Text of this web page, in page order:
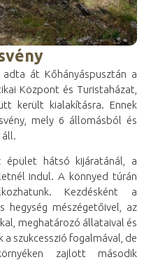
át Kőhányáspusztán a
Központ és Turistaházat,
került kialakításra. Ennek
mely 6 állomásból és
áll.
épület hátsó kijáratánál, a
indul. A könnyed túrán
Kezdésként a
hegység mészégetőivel, az
meghatározó állataival és
a szukcesszió fogalmával, de
zajlott második